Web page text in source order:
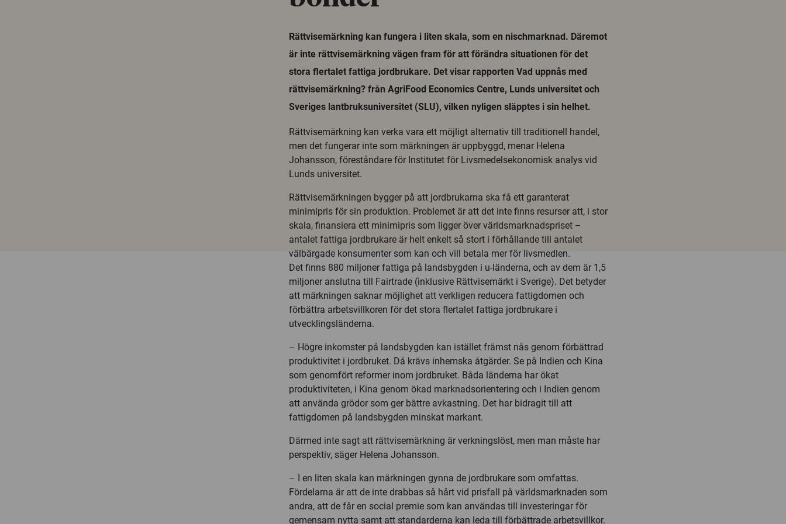
Rättvisemärkning kan fungera i liten skala, som en nischmarknad. Däremot
är inte rättvisemärkning vägen fram för att förändra situationen för det
stora flertalet fattiga jordbrukare. Det visar rapporten Vad uppnås med
rättvisemärkning? från AgriFood Economics Centre, Lunds universitet och
Sveriges lantbruksuniversitet (SLU), vilken nyligen släpptes i sin helhet.
Rättvisemärkning kan verka vara ett möjligt alternativ till traditionell handel,
men det fungerar inte som märkningen är uppbyggd, menar Helena
Johansson, föreståndare för Institutet för Livsmedelsekonomisk analys vid
Lunds universitet.
Rättvisemärkningen bygger på att jordbrukarna ska få ett garanterat
minimipris för sin produktion. Problemet är att det inte finns resurser att, i stor
skala, finansiera ett minimipris som ligger över världsmarknadspriset –
antalet fattiga jordbrukare är helt enkelt så stort i förhållande till antalet
välbärgade konsumenter som kan och vill betala mer för livsmedlen.
Det finns 880 miljoner fattiga på landsbygden i u-länderna, och av dem är 1,5
miljoner anslutna till Fairtrade (inklusive Rättvisemärkt i Sverige). Det betyder
att märkningen saknar möjlighet att verkligen reducera fattigdomen och
förbättra arbetsvillkoren för det stora flertalet fattiga jordbrukare i
utvecklingsländerna.
– Högre inkomster på landsbygden kan istället främst nås genom förbättrad
produktivitet i jordbruket. Då krävs inhemska åtgärder. Se på Indien och Kina
som genomfört reformer inom jordbruket. Båda länderna har ökat
produktiviteten, i Kina genom ökad marknadsorientering och i Indien genom
att använda grödor som ger bättre avkastning. Det har bidragit till att
fattigdomen på landsbygden minskat markant.
Därmed inte sagt att rättvisemärkning är verkningslöst, men man måste har
perspektiv, säger Helena Johansson.
– I en liten skala kan märkningen gynna de jordbrukare som omfattas.
Fördelarna är att de inte drabbas så hårt vid prisfall på världsmarknaden som
andra, att de får en social premie som kan användas till investeringar för
gemensam nytta samt att standarderna kan leda till förbättrade arbetsvillkor.